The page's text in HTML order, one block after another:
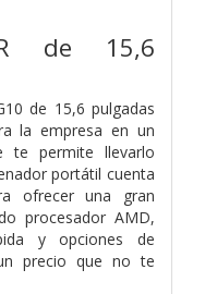
de 15,6
de 15,6 pulgadas
la empresa en un
te permite llevarlo
portátil cuenta
ofrecer una gran
procesador AMD,
y opciones de
precio que no te